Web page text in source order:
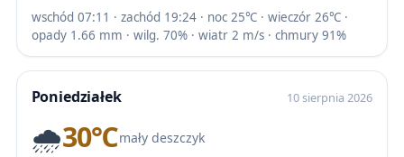
wschód 07:11 · zachód 19:24 · noc 25℃ · wieczór 26℃ ·
opady 1.66 mm · wilg. 70% · wiatr 2 m/s · chmury 91%
Poniedziałek 10 sierpnia 2026
🌧️30℃mały deszczyk